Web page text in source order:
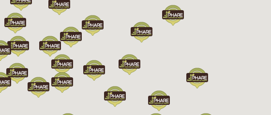
Chargement...